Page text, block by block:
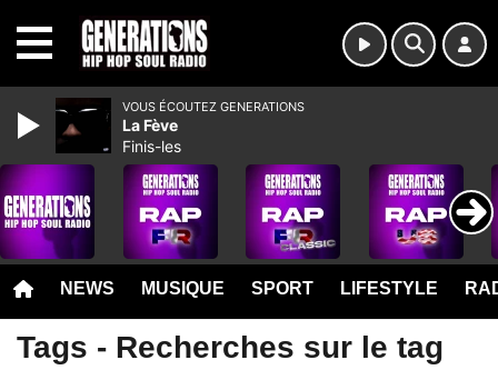
NEWS MUSIQUE SPORT LIFESTYLE
Tags - Recherches sur le tag
VOUS ÉCOUTEZ GENERATIONS
La Fève
Finis-les